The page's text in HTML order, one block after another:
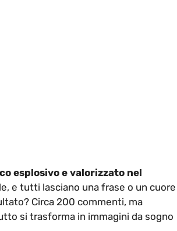
esplosivo e valorizzato nel
e tutti lasciano una frase o un cuore
Circa 200 commenti, ma
si trasforma in immagini da sogno